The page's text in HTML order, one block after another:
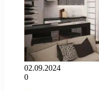
02.09.2024
0